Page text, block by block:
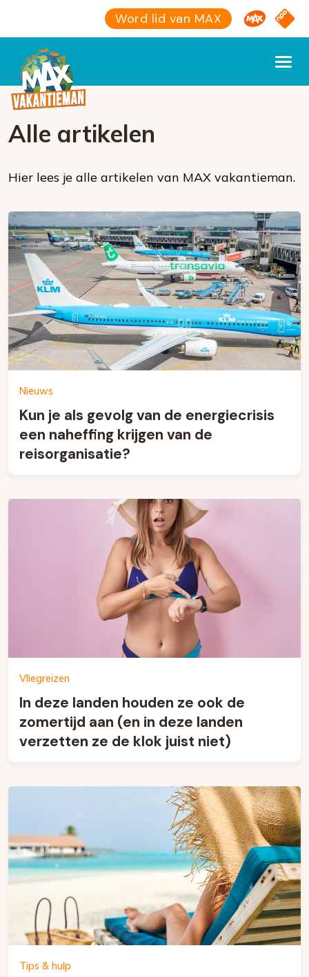
Word lid van MAX Omroep
NPO
Alle artikelen
Hier lees je alle artikelen van MAX vakantieman.
Nieuws
Kun je als gevolg van de energiecrisis
een naheffing krijgen van de
reisorganisatie?
Vliegreizen
In deze landen houden ze ook de
zomertijd aan (en in deze landen
verzetten ze de klok juist niet)
Tips & hulp